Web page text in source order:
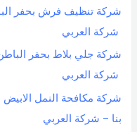
شركة العربي
شركة العربي
بنا – شركة العربي